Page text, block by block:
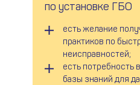
по установке ГБО
есть желание
практиков по
неисправностей;
есть потребность
базы знаний для